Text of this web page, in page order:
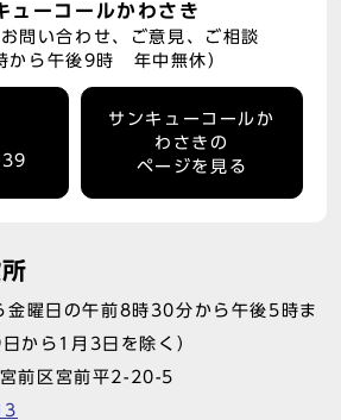
ューコールかわさき
問い合わせ、ご意見、ご相談
から午後9時 年中無休）
サンキューコールか
わさきの
ページを見る
金曜日の午前8時30分から午後5時ま
から1月3日を除く）
前区宮前平2-20-5